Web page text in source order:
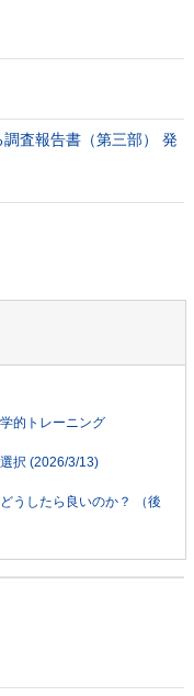
査報告書（第三部） 発
的トレーニング
択 (2026/3/13)
うしたら良いのか？ （後